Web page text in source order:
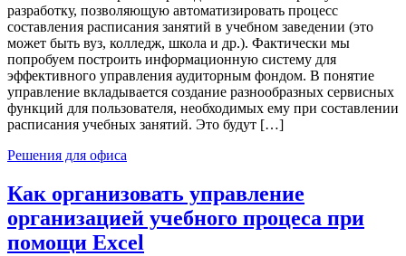
разработку, позволяющую автоматизировать процесс
составления расписания занятий в учебном заведении (это
может быть вуз, колледж, школа и др.). Фактически мы
попробуем построить информационную систему для
эффективного управления аудиторным фондом. В понятие
управление вкладывается создание разнообразных сервисных
функций для пользователя, необходимых ему при составлении
расписания учебных занятий. Это будут […]
Решения для офиса
Как организовать управление
организацией учебного процеса при
помощи Excel